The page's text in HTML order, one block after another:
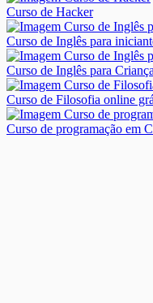
Curso de Hacker
Curso de Inglês para
Curso de Inglês para
Curso de Filosofia online
Curso de programação em